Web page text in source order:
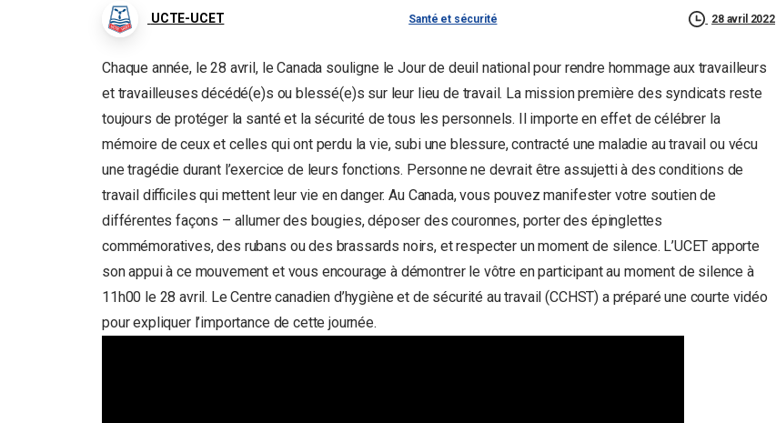
UCTE-UCET Santé et sécurité 28 avril 2022
Chaque année, le 28 avril, le Canada souligne le Jour de deuil national pour rendre hommage aux travailleurs
et travailleuses décédé(e)s ou blessé(e)s sur leur lieu de travail. La mission première des syndicats reste
toujours de protéger la santé et la sécurité de tous les personnels. Il importe en effet de célébrer la
mémoire de ceux et celles qui ont perdu la vie, subi une blessure, contracté une maladie au travail ou vécu
une tragédie durant l’exercice de leurs fonctions. Personne ne devrait être assujetti à des conditions de
travail difficiles qui mettent leur vie en danger. Au Canada, vous pouvez manifester votre soutien de
différentes façons – allumer des bougies, déposer des couronnes, porter des épinglettes
commémoratives, des rubans ou des brassards noirs, et respecter un moment de silence. L’UCET apporte
son appui à ce mouvement et vous encourage à démontrer le vôtre en participant au moment de silence à
11h00 le 28 avril. Le Centre canadien d’hygiène et de sécurité au travail (CCHST) a préparé une courte vidéo
pour expliquer l’importance de cette journée.